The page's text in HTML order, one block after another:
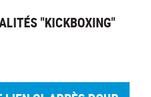
"KICKBOXING"